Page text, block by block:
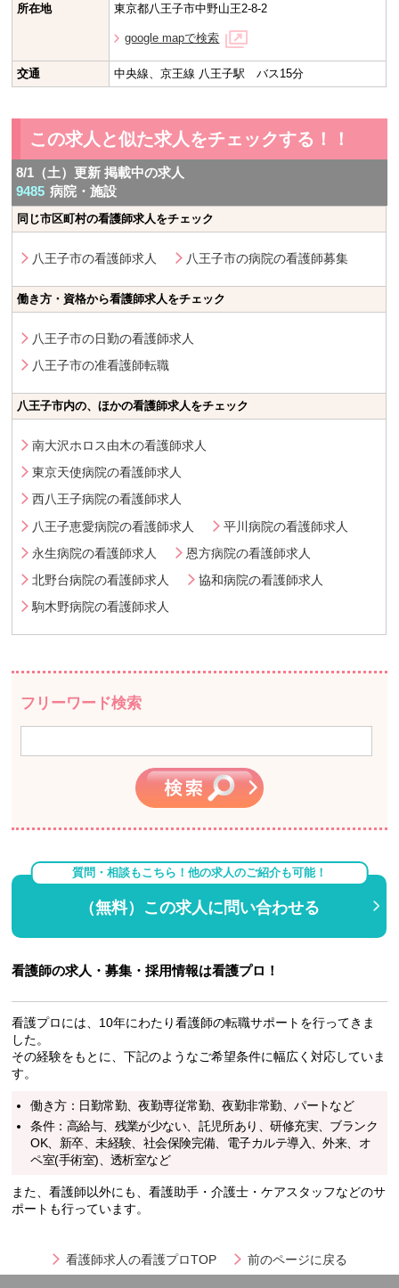
所在地
東京都八王子市中野山王2-8-2
google mapで検索
交通 中央線、京王線 八王子駅 バス15分
この求人と似た求人をチェックする！！
8/1（土）更新 掲載中の求人
9485 病院・施設
同じ市区町村の看護師求人をチェック
八王子市の看護師求人 八王子市の病院の看護師募集
働き方・資格から看護師求人をチェック
八王子市の日勤の看護師求人
八王子市の准看護師転職
八王子市内の、ほかの看護師求人をチェック
南大沢ホロス由木の看護師求人
東京天使病院の看護師求人
西八王子病院の看護師求人
八王子恵愛病院の看護師求人
平川病院の看護師求人
永生病院の看護師求人
恩方病院の看護師求人
北野台病院の看護師求人
協和病院の看護師求人
駒木野病院の看護師求人
フリーワード検索
質問・相談もこちら！他の求人のご紹介も可能！
（無料）この求人に問い合わせる
看護師の求人・募集・採用情報は看護プロ！
看護プロには、10年にわたり看護師の転職サポートを行ってきま
した。
その経験をもとに、下記のようなご希望条件に幅広く対応していま
す。
働き方：日勤常勤、夜勤専従常勤、夜勤非常勤、パートなど
条件：高給与、残業が少ない、託児所あり、研修充実、ブランク
OK、新卒、未経験、社会保険完備、電子カルテ導入、外来、オ
ペ室(手術室)、透析室など
また、看護師以外にも、看護助手・介護士・ケアスタッフなどのサ
ポートも行っています。
看護師求人の看護プロTOP 前のページに戻る